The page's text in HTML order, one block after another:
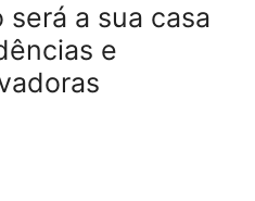
a sua casa
e